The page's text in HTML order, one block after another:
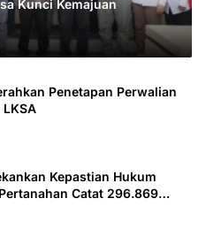
Kunci Kemajuan
Penetapan Perwalian
Kepastian Hukum
Catat 296.869